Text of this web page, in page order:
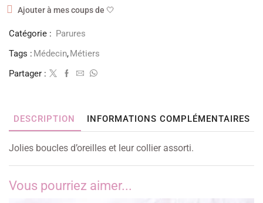
Ajouter à mes coups de 🤍
Catégorie : Parures
Tags : Médecin,Métiers
Partager :
DESCRIPTION INFORMATIONS COMPLÉMENTAIRES
Jolies boucles d’oreilles et leur collier assorti.
Vous pourriez aimer...